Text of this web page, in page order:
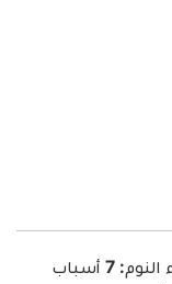
عض اللسان أثناء النوم: 7 أسباب